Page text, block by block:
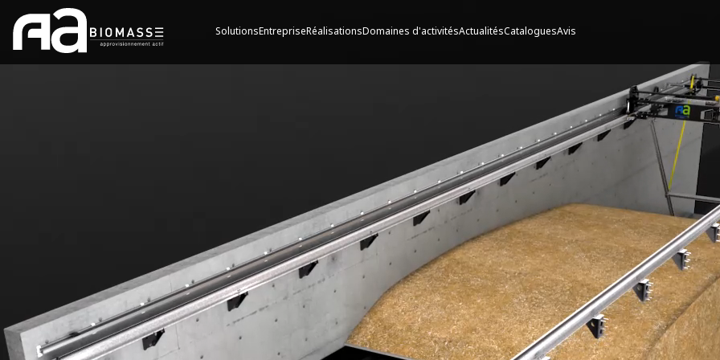
SolutionsEntrepriseRéalisationsDomaines d'activitésActualitésCataloguesAvis